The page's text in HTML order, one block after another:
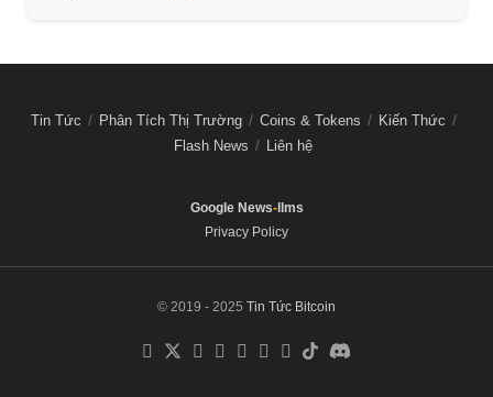
Tin Tức Phân Tích Thị Trường Coins & Tokens
Kiến Thức
Flash News
Liên hệ
Google News-llms
Privacy Policy
© 2019 - 2025 Tin Tức Bitcoin